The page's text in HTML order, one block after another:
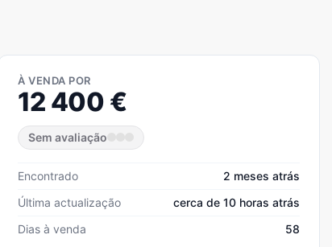
À VENDA POR
12 400 €
Sem avaliação
Encontrado
2 meses atrás
Última actualização
cerca de 10 horas atrás
Dias à venda
58